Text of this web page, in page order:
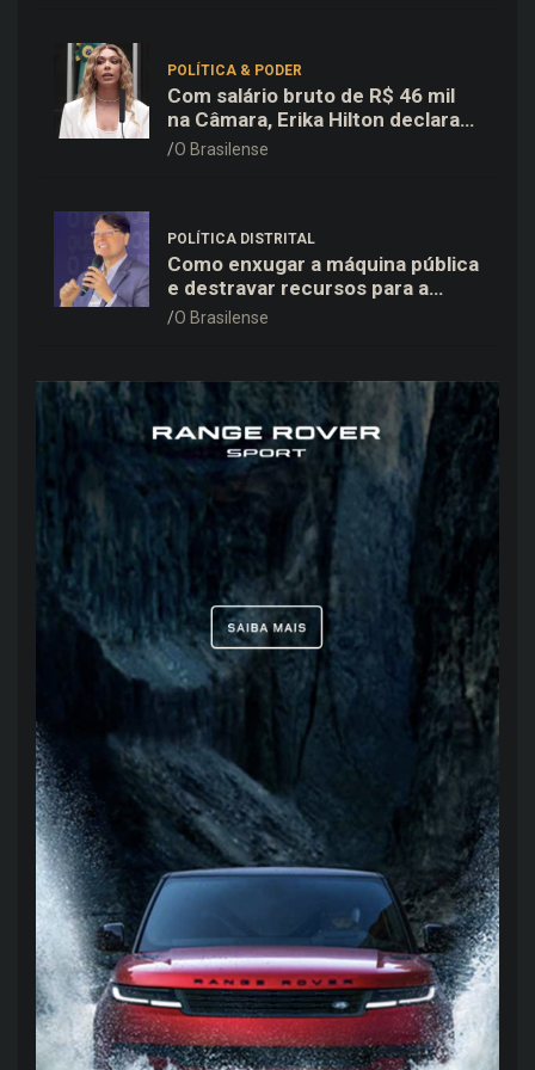
POLÍTICA & PODER
Com salário bruto de R$ 46 mil
na Câmara, Erika Hilton declara
patrimônio de R$ 15,9 mil ao TSE
O Brasilense
POLÍTICA DISTRITAL
Como enxugar a máquina pública
e destravar recursos para a
saúde e educação no DF
O Brasilense